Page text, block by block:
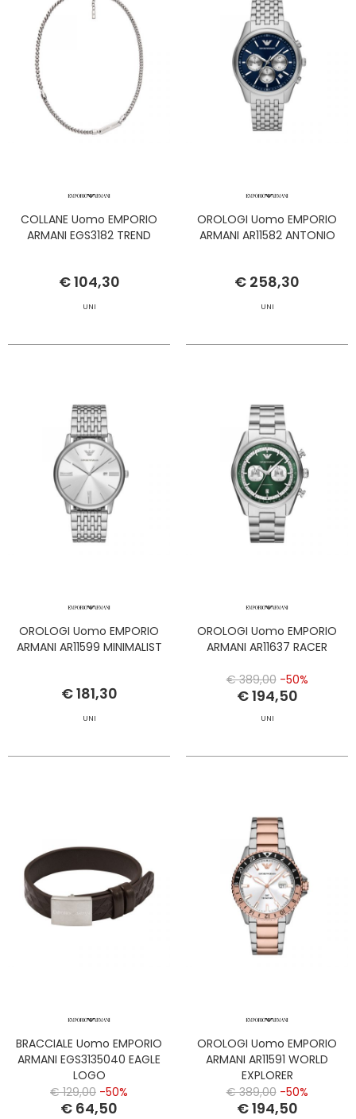
COLLANE Uomo EMPORIO
ARMANI EGS3182 TREND
€ 104,30
UNI
OROLOGI Uomo EMPORIO
ARMANI AR11582 ANTONIO
€ 258,30
UNI
OROLOGI Uomo EMPORIO
ARMANI AR11599 MINIMALIST
€ 181,30
UNI
OROLOGI Uomo EMPORIO
ARMANI AR11637 RACER
€ 389,00 -50%
€ 194,50
UNI
BRACCIALE Uomo EMPORIO
ARMANI EGS3135040 EAGLE
LOGO
€ 129,00 -50%
€ 64,50
OROLOGI Uomo EMPORIO
ARMANI AR11591 WORLD
EXPLORER
€ 389,00 -50%
€ 194,50